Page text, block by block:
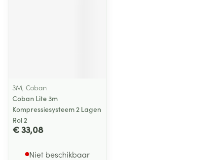
3M, Coban
Coban Lite 3m
Kompressiesysteem 2 Lagen
Rol 2
€ 33,08
Niet beschikbaar